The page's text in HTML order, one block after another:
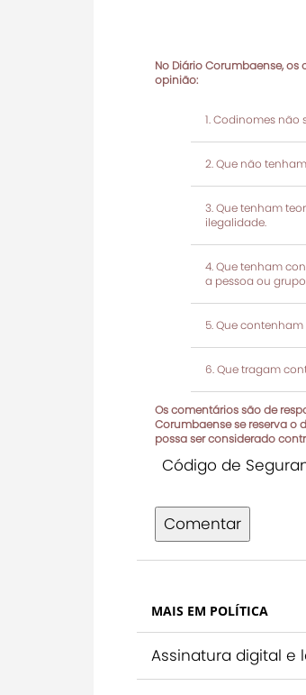
No Diário Corumbaense,
opinião:
Codinomes não
Que não
Que tenham
ilegalidade.
Que tenham
a pessoa ou
Que
Que tragam
Os comentários são de
Corumbaense se reserva o
possa ser considerado
Código de
Comentar
MAIS EM POLÍTICA
Assinatura digital e